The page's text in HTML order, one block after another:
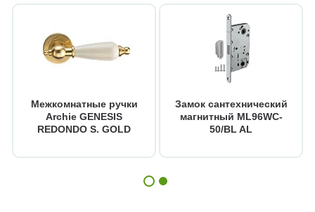
Межкомнатные ручки
Archie GENESIS
REDONDO S. GOLD
Замок сантехнический
магнитный ML96WC-
50/BL AL